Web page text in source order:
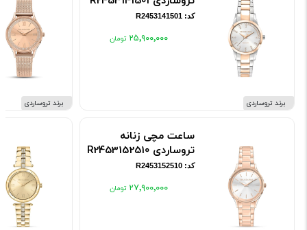
برند تروساردی
کد: R2453141501
۲۵٬۹۰۰٬۰۰۰
ساعت مچی زنانه
تروساردی R2453152510
کد: R2453152510
۲۷٬۹۰۰٬۰۰۰
برند تروساردی